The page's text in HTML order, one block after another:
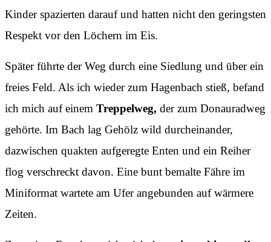
Kinder spazierten darauf und hatten nicht den geringsten
Respekt vor den Löchern im Eis.
Später führte der Weg durch eine Siedlung und über ein
freies Feld. Als ich wieder zum Hagenbach stieß, befand
ich mich auf einem Treppelweg, der zum Donauradweg
gehörte. Im Bach lag Gehölz wild durcheinander,
dazwischen quakten aufgeregte Enten und ein Reiher
flog verschreckt davon. Eine bunt bemalte Fähre im
Miniformat wartete am Ufer angebunden auf wärmere
Zeiten.